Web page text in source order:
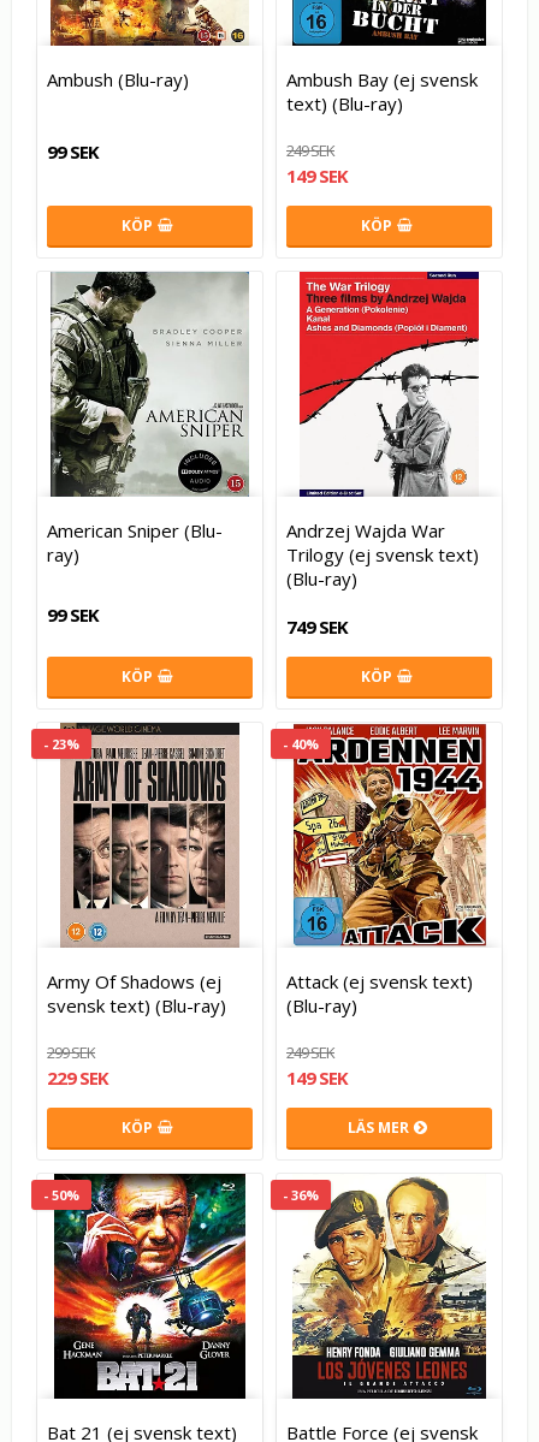
Ambush (Blu-ray)
99 SEK
KÖP
Ambush Bay (ej svensk
text) (Blu-ray)
249 SEK
149 SEK
KÖP
American Sniper (Blu-
ray)
99 SEK
KÖP
Andrzej Wajda War
Trilogy (ej svensk text)
(Blu-ray)
749 SEK
KÖP
- 23%
Army Of Shadows (ej
svensk text) (Blu-ray)
299 SEK
229 SEK
KÖP
- 40%
Attack (ej svensk text)
(Blu-ray)
249 SEK
149 SEK
LÄS MER
- 50%
Bat 21 (ej svensk text)
- 36%
Battle Force (ej svensk